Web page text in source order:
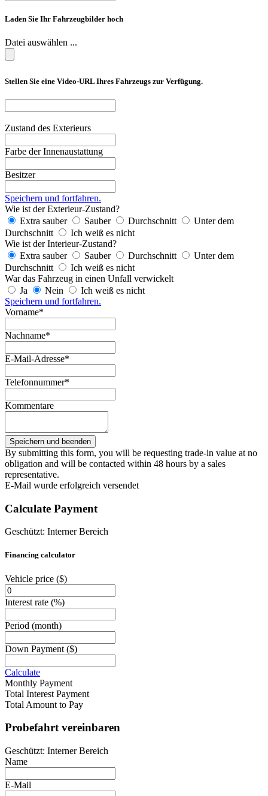
Laden Sie Ihr Fahrzeugbilder hoch
Datei auswählen ...
Stellen Sie eine Video-URL Ihres Fahrzeugs zur Verfügung.
Zustand des Exterieurs
Farbe der Innenaustattung
Besitzer
Speichern und fortfahren.
Wie ist der Exterieur-Zustand?
Extra sauber
Sauber Durchschnitt
Unter dem
Durchschnitt
Ich weiß es nicht
Wie ist der Interieur-Zustand?
Extra sauber
Sauber Durchschnitt
Unter dem
Durchschnitt
Ich weiß es nicht
War das Fahrzeug in einen Unfall verwickelt
Ja
Nein
Ich weiß es nicht
Speichern und fortfahren.
Vorname*
Nachname*
E-Mail-Adresse*
Telefonnummer*
Kommentare
By submitting this form, you will be requesting trade-in value at no
obligation and will be contacted within 48 hours by a sales
representative.
E-Mail wurde erfolgreich versendet
Calculate Payment
Geschützt: Interner Bereich
Financing calculator
Vehicle price ($)
Interest rate (%)
Period (month)
Down Payment ($)
Calculate
Monthly Payment
Total Interest Payment
Total Amount to Pay
Probefahrt vereinbaren
Geschützt: Interner Bereich
Name
E-Mail